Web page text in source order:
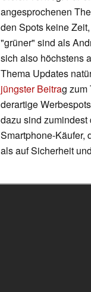
angesprochenen
den Spots keine
"grüner" sind als
sich also höchstens
Thema Updates
jüngster Beitrag zum
derartige
dazu sind
Smartphone-Käufer,
als auf Sicherheit